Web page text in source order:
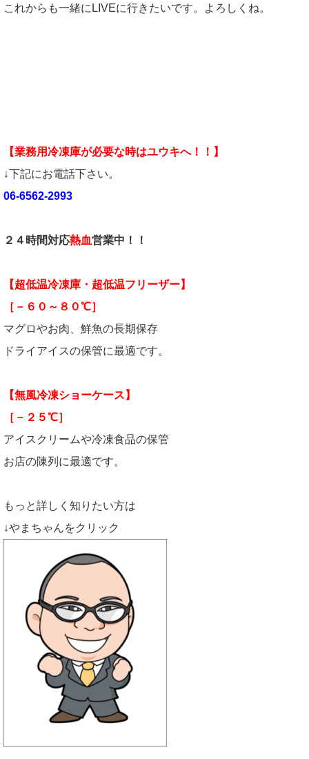
これからも一緒にLIVEに行きたいです。よろしくね。
【業務用冷凍庫が必要な時はユウキへ！！】
↓下記にお電話下さい。
06-6562-2993
２４時間対応熱血営業中！！
【超低温冷凍庫・超低温フリーザー】
［－６０～８０℃］
マグロやお肉、鮮魚の長期保存
ドライアイスの保管に最適です。
【無風冷凍ショーケース】
［－２５℃］
アイスクリームや冷凍食品の保管
お店の陳列に最適です。
もっと詳しく知りたい方は
↓やまちゃんをクリック